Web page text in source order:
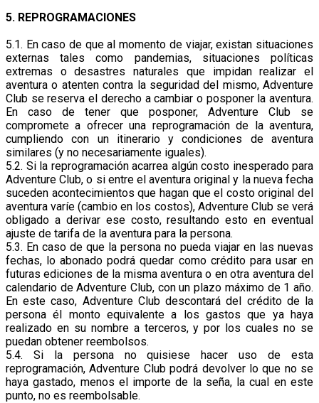
5. REPROGRAMACIONES
5.1. En caso de que al momento de viajar, existan situaciones
externas tales como pandemias, situaciones políticas
extremas o desastres naturales que impidan realizar el
aventura o atenten contra la seguridad del mismo, Adventure
Club se reserva el derecho a cambiar o posponer la aventura.
En caso de tener que posponer, Adventure Club se
compromete a ofrecer una reprogramación de la aventura,
cumpliendo con un itinerario y condiciones de aventura
similares (y no necesariamente iguales).
5.2. Si la reprogramación acarrea algún costo inesperado para
Adventure Club, o si entre el aventura original y la nueva fecha
suceden acontecimientos que hagan que el costo original del
aventura varíe (cambio en los costos), Adventure Club se verá
obligado a derivar ese costo, resultando esto en eventual
ajuste de tarifa de la aventura para la persona.
5.3. En caso de que la persona no pueda viajar en las nuevas
fechas, lo abonado podrá quedar como crédito para usar en
futuras ediciones de la misma aventura o en otra aventura del
calendario de Adventure Club, con un plazo máximo de 1 año.
En este caso, Adventure Club descontará del crédito de la
persona él monto equivalente a los gastos que ya haya
realizado en su nombre a terceros, y por los cuales no se
puedan obtener reembolsos.
5.4. Si la persona no quisiese hacer uso de esta
reprogramación, Adventure Club podrá devolver lo que no se
haya gastado, menos el importe de la seña, la cual en este
punto, no es reembolsable.